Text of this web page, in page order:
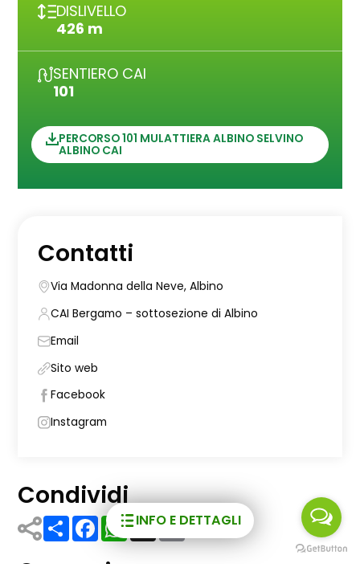
INFO E DETTAGLI
DISLIVELLO
426 m
SENTIERO CAI
101
PERCORSO 101 MULATTIERA ALBINO SELVINO
ALBINO CAI
Contatti
Via Madonna della Neve, Albino
CAI Bergamo – sottosezione di Albino
Email
Sito web
Facebook
Instagram
Condividi
ShareFacebook
WhatsApp
X Email
Comuni